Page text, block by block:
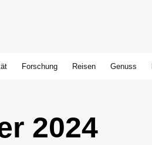
Forschung Reisen Genuss
2024